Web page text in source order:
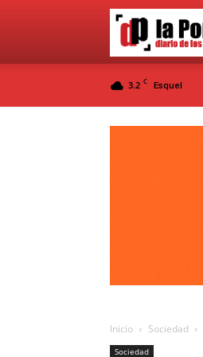
3.2 C Esquel
Inicio Sociedad
Sociedad